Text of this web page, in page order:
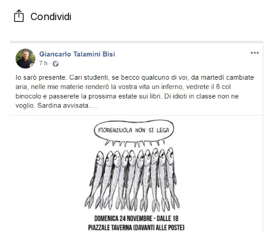
novembre per vedere se a manifestare ci saranno
suoi studenti: “Se becco qualcuno di voi, da martedì
un inferno, vedrete il 6 col binocolo […]
Condividi